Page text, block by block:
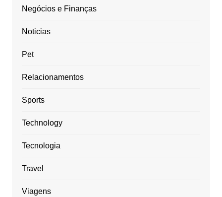
Negócios e Finanças
Noticias
Pet
Relacionamentos
Sports
Technology
Tecnologia
Travel
Viagens